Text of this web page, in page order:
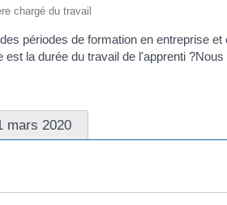
chargé du travail
périodes de formation en entreprise
la durée du travail de l'apprenti
mars 2020